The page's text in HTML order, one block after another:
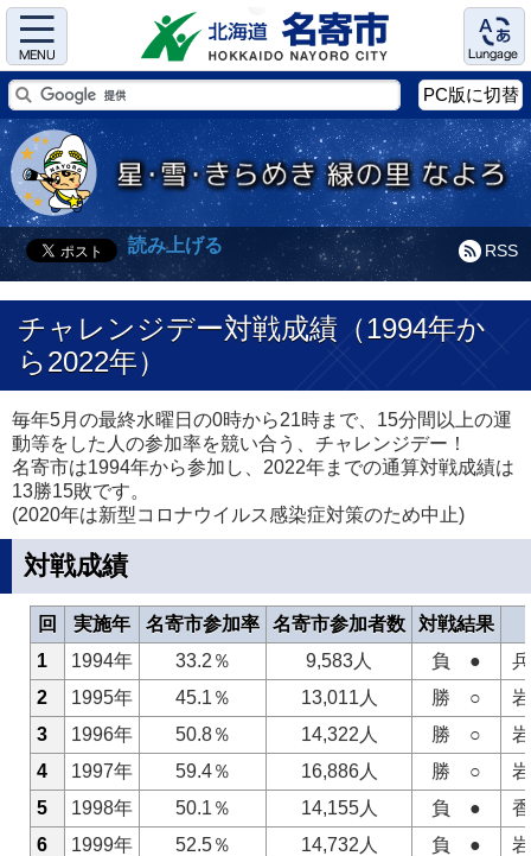
Menu Language
PC版に切替
RSS
読み上げる
チャレンジデー対戦成績（1994年か
ら2022年）
毎年5月の最終水曜日の0時から21時まで、15分間以上の運
動等をした人の参加率を競い合う、チャレンジデー！
名寄市は1994年から参加し、2022年までの通算対戦成績は
13勝15敗です。
(2020年は新型コロナウイルス感染症対策のため中止)
対戦成績
回 実施年 名寄市参加率 名寄市参加者数
対戦結果
1
1994年 33.2％ 9,583人 負 ●
2
1995年 45.1％ 13,011人 勝 ○
3
1996年 50.8％ 14,322人 勝 ○
4
1997年 59.4％ 16,886人 勝 ○
5
1998年 50.1％ 14,155人 負 ●
6
1999年 52.5％ 14,732人 負 ●